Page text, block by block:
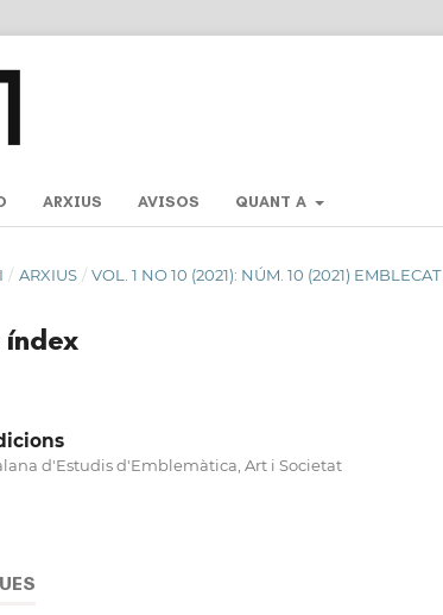
ARXIUS AVISOS QUANT A
/ ARXIUS / VOL. 1 NO 10 (2021): NÚM. 10 (2021) EMBLECAT
d'Estudis d'Emblemàtica, Art i Societat